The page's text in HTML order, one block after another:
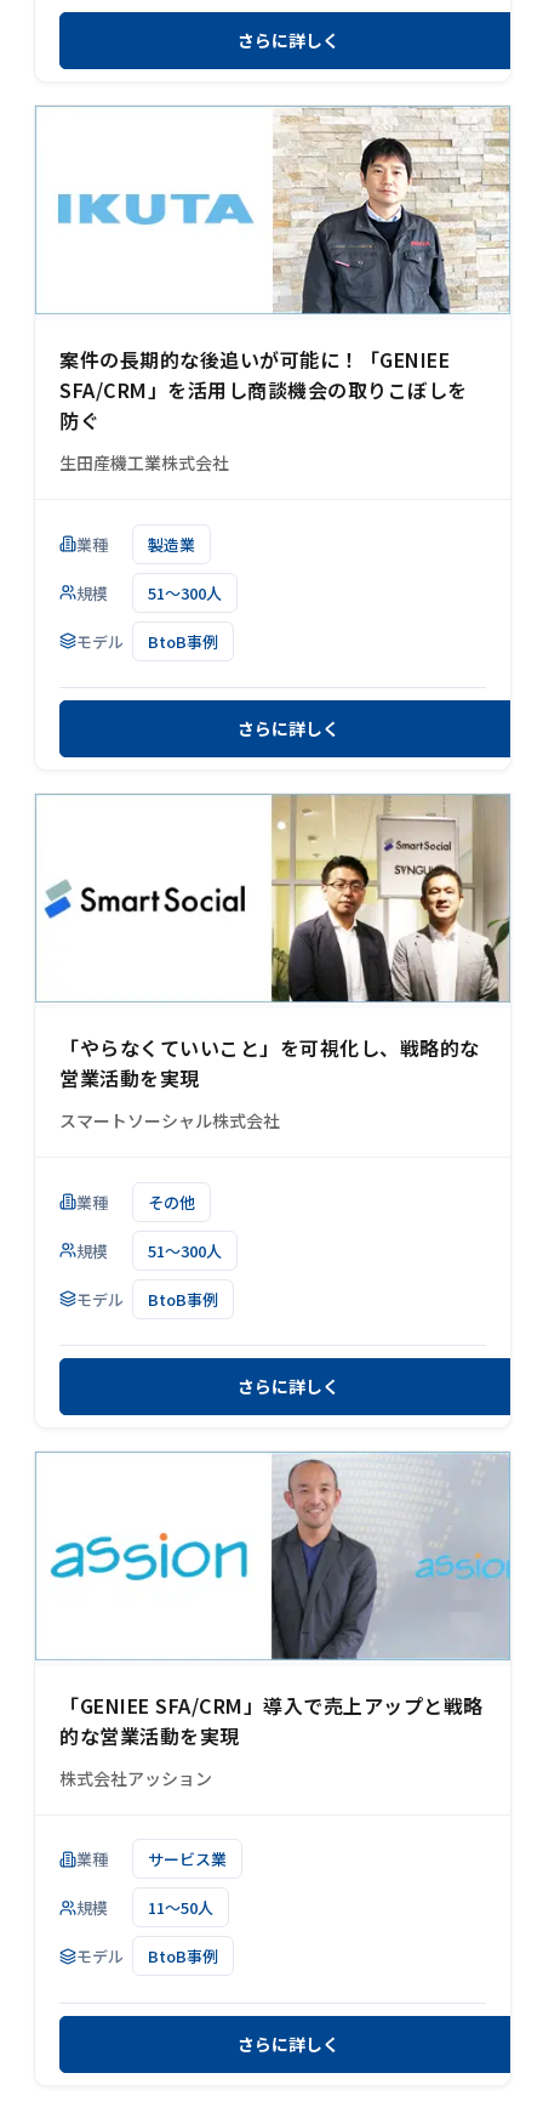
さらに詳しく
案件の長期的な後追いが可能に！「GENIEE
SFA/CRM」を活用し商談機会の取りこぼしを
防ぐ
生田産機工業株式会社
業種 製造業
規模 51～300人
モデル BtoB事例
さらに詳しく
「やらなくていいこと」を可視化し、戦略的な
営業活動を実現
スマートソーシャル株式会社
業種 その他
規模 51～300人
モデル BtoB事例
さらに詳しく
「GENIEE SFA/CRM」導入で売上アップと戦略
的な営業活動を実現
株式会社アッション
業種 サービス業
規模 11～50人
モデル BtoB事例
さらに詳しく